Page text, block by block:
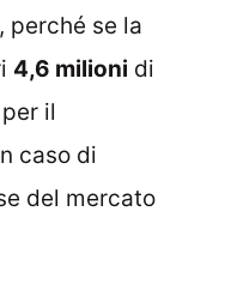
perché se la
4,6 milioni di
il
caso di
del mercato